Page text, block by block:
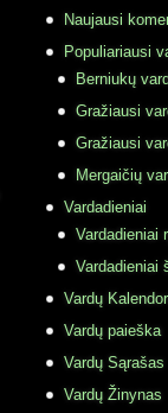
Naujausi
Populiariausi
Berniukų
Gražiausi
Gražiausi
Mergaičių
Vardadieniai
Vardadieniai
Vardadieniai
Vardų
Vardų paieška
Vardų Sąrašas
Vardų Žinynas